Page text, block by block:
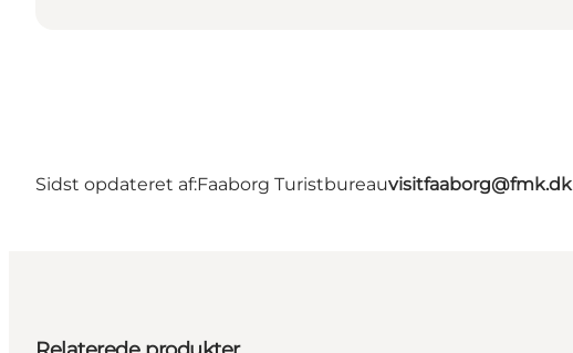
Sidst opdateret af:Faaborg Turistbureauvisitfaaborg@fmk.dk